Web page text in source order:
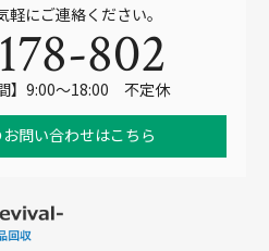
軽にご連絡ください。
802
間】9:00～18:00 不定休
問い合わせはこちら